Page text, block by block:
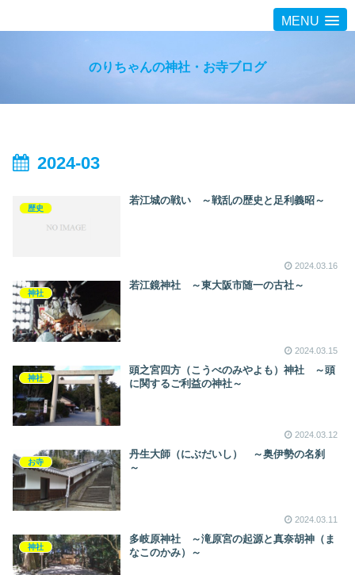
MENU
のりちゃんの神社・お寺ブログ
2024-03
歴史
若江城の戦い ～戦乱の歴史と足利義昭～
2024.03.16
神社
若江鏡神社 ～東大阪市随一の古社～
2024.03.15
神社
頭之宮四方（こうべのみやよも）神社 ～頭
に関するご利益の神社～
2024.03.12
お寺
丹生大師（にぶだいし） ～奥伊勢の名刹
～
2024.03.11
神社
多岐原神社 ～滝原宮の起源と真奈胡神（ま
なこのかみ）～